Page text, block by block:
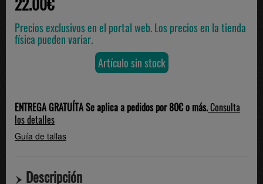
Precios exclusivos en el portal web. Los precios en la tienda
física pueden variar.
Artículo sin stock
ENTREGA GRATUÍTA Se aplica a pedidos por 80€ o más.Consulta
los detalles
Guía de tallas
Descripción